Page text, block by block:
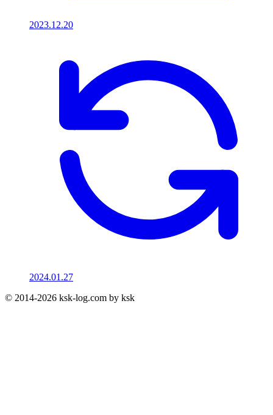
2023.12.20
2024.01.27
© 2014-2026 ksk-log.com by ksk